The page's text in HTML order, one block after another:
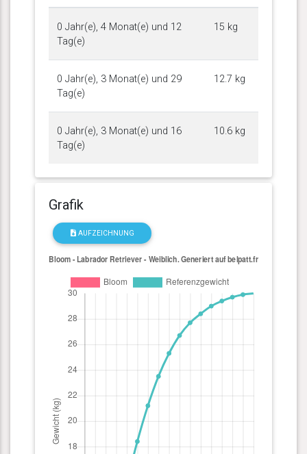
0 Jahr(e), 4 Monat(e) und 12
Tag(e)
15 kg
0 Jahr(e), 3 Monat(e) und 29
Tag(e)
12.7 kg
0 Jahr(e), 3 Monat(e) und 16
Tag(e)
10.6 kg
Grafik
AUFZEICHNUNG